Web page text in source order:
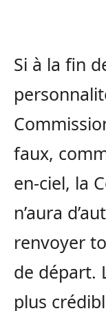
Si à la fin
faux,
en-ciel, la
n’aura
renvoyer
de départ.
plus